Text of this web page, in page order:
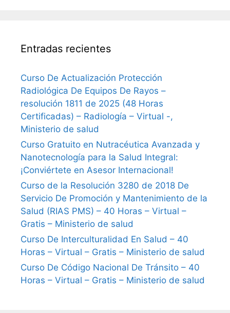
Entradas recientes
Curso De Actualización Protección
Radiológica De Equipos De Rayos –
resolución 1811 de 2025 (48 Horas
Certificadas) – Radiología – Virtual -,
Ministerio de salud
Curso Gratuito en Nutracéutica Avanzada y
Nanotecnología para la Salud Integral:
¡Conviértete en Asesor Internacional!
Curso de la Resolución 3280 de 2018 De
Servicio De Promoción y Mantenimiento de la
Salud (RIAS PMS) – 40 Horas – Virtual –
Gratis – Ministerio de salud
Curso De Interculturalidad En Salud – 40
Horas – Virtual – Gratis – Ministerio de salud
Curso De Código Nacional De Tránsito – 40
Horas – Virtual – Gratis – Ministerio de salud